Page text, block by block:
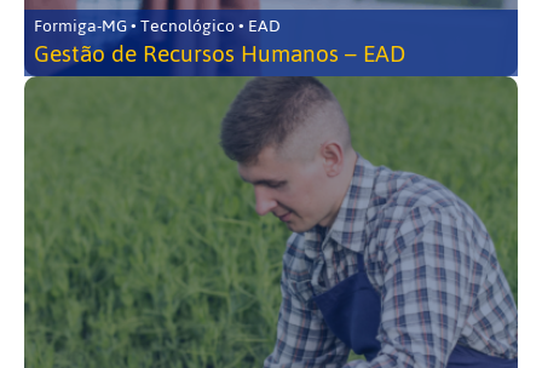
Formiga-MG • Tecnológico • EAD
Gestão de Recursos Humanos – EAD